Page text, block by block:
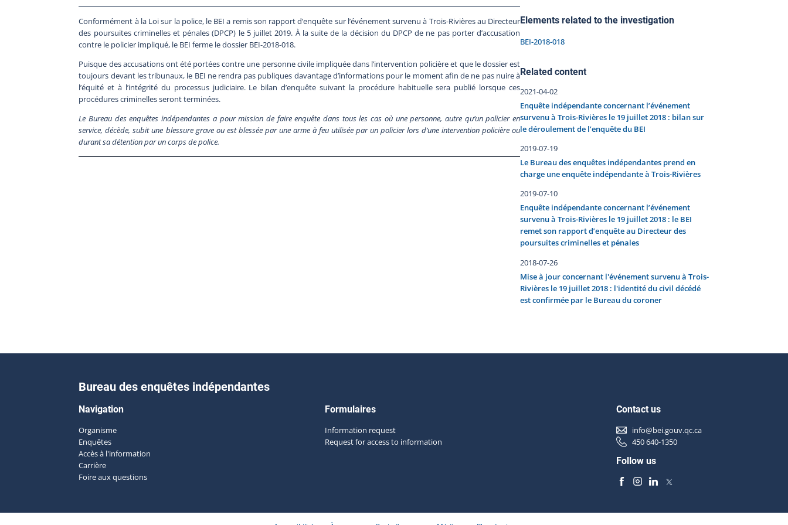
Conformément à la Loi sur la police, le BEI a remis son rapport d’enquête sur l’événement survenu à Trois-Rivières au Directeur
des poursuites criminelles et pénales (DPCP) le 5 juillet 2019. À la suite de la décision du DPCP de ne pas porter d’accusation
contre le policier impliqué, le BEI ferme le dossier BEI-2018-018.
Puisque des accusations ont été portées contre une personne civile impliquée dans l’intervention policière et que le dossier est
toujours devant les tribunaux, le BEI ne rendra pas publiques davantage d’informations pour le moment afin de ne pas nuire à
l’équité et à l’intégrité du processus judiciaire. Le bilan d’enquête suivant la procédure habituelle sera publié lorsque ces
procédures criminelles seront terminées.
Le Bureau des enquêtes indépendantes a pour mission de faire enquête dans tous les cas où une personne, autre qu’un policier en
service, décède, subit une blessure grave ou est blessée par une arme à feu utilisée par un policier lors d’une intervention policière ou
durant sa détention par un corps de police.
Elements related to the investigation
BEI-2018-018
Related content
2021-04-02
Enquête indépendante concernant l’événement
survenu à Trois-Rivières le 19 juillet 2018 : bilan sur
le déroulement de l’enquête du BEI
2019-07-19
Le Bureau des enquêtes indépendantes prend en
charge une enquête indépendante à Trois-Rivières
2019-07-10
Enquête indépendante concernant l’événement
survenu à Trois-Rivières le 19 juillet 2018 : le BEI
remet son rapport d’enquête au Directeur des
poursuites criminelles et pénales
2018-07-26
Mise à jour concernant l'événement survenu à Trois-
Rivières le 19 juillet 2018 : l'identité du civil décédé
est confirmée par le Bureau du coroner
Bureau des enquêtes indépendantes
Navigation
Organisme
Enquêtes
Accès à l'information
Carrière
Foire aux questions
Formulaires
Information request
Request for access to information
Contact us
info@bei.gouv.qc.ca
450 640-1350
Follow us